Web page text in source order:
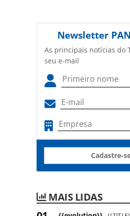
Newsletter
As principais notícias do
seu e-mail
Cadastre-
MAIS LIDAS